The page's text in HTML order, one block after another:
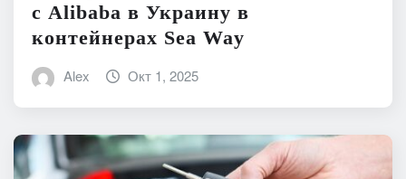
с Alibaba в Украину в
контейнерах Sea Way
Alex Окт 1, 2025